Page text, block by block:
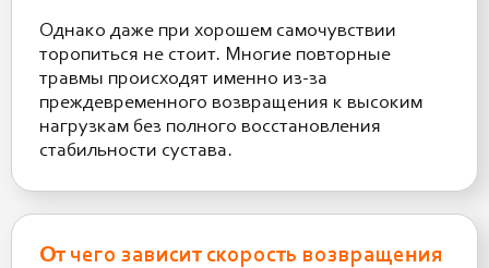
Однако даже при хорошем самочувствии
торопиться не стоит. Многие повторные
травмы происходят именно из-за
преждевременного возвращения к высоким
нагрузкам без полного восстановления
стабильности сустава.
От чего зависит скорость возвращения